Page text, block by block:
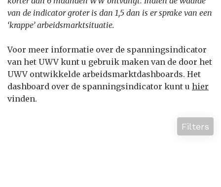
van de indicator groter is dan 1,5 dan is er sprake van een
‘krappe’ arbeidsmarktsituatie.
Voor meer informatie over de spanningsindicator
van het UWV kunt u gebruik maken van de door het
UWV ontwikkelde arbeidsmarktdashboards. Het
dashboard over de spanningsindicator kunt u hier
vinden.
Filters